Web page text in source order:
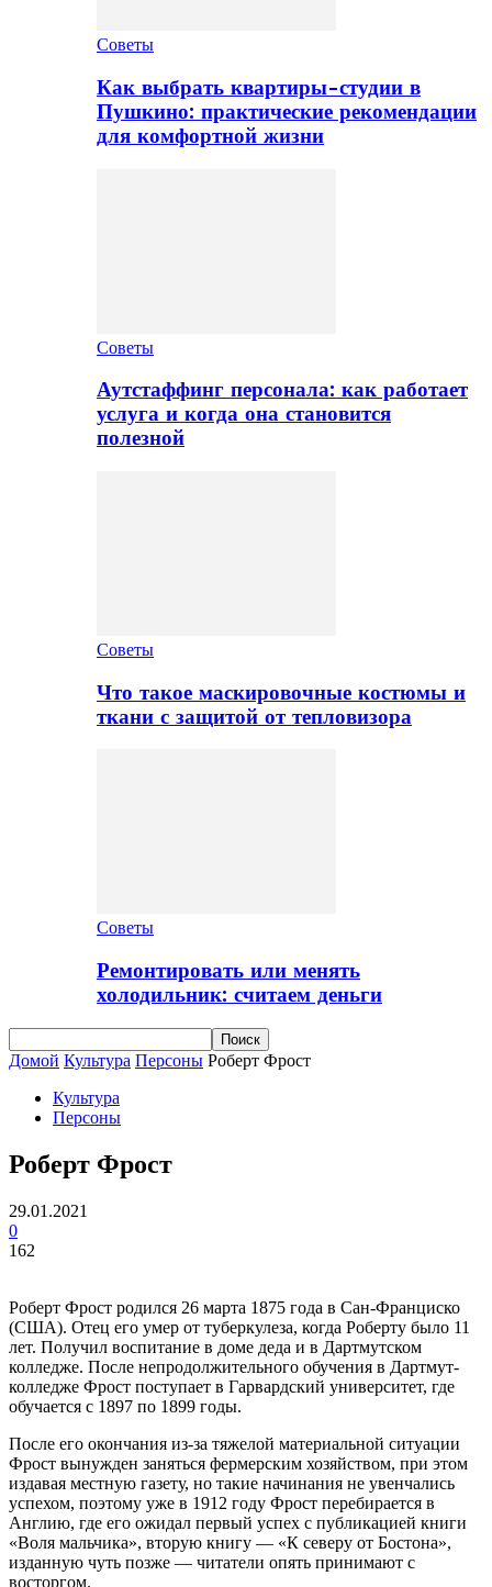
Советы
Как выбрать квартиры-студии в
Пушкино: практические рекомендации
для комфортной жизни
Советы
Аутстаффинг персонала: как работает
услуга и когда она становится
полезной
Советы
Что такое маскировочные костюмы и
ткани с защитой от тепловизора
Советы
Ремонтировать или менять
холодильник: считаем деньги
Домой Культура Персоны Роберт Фрост
Культура
Персоны
Роберт Фрост
29.01.2021
0
162
Роберт Фрост родился 26 марта 1875 года в Сан-Франциско
(США). Отец его умер от туберкулеза, когда Роберту было 11
лет. Получил воспитание в доме деда и в Дартмутском
колледже. После непродолжительного обучения в Дартмут-
колледже Фрост поступает в Гарвардский университет, где
обучается с 1897 по 1899 годы.
После его окончания из-за тяжелой материальной ситуации
Фрост вынужден заняться фермерским хозяйством, при этом
издавая местную газету, но такие начинания не увенчались
успехом, поэтому уже в 1912 году Фрост перебирается в
Англию, где его ожидал первый успех с публикацией книги
«Воля мальчика», вторую книгу — «К северу от Бостона»,
изданную чуть позже — читатели опять принимают с
восторгом.